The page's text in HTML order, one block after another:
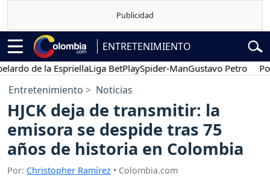
ENTRETENIMIENTO
de la EspriellaLiga BetPlaySpider-ManGustavo Petro
Entretenimiento Noticias
HJCK deja de transmitir: la
emisora se despide tras 75
años de historia en Colombia
Por: Christopher Ramírez • Colombia.com